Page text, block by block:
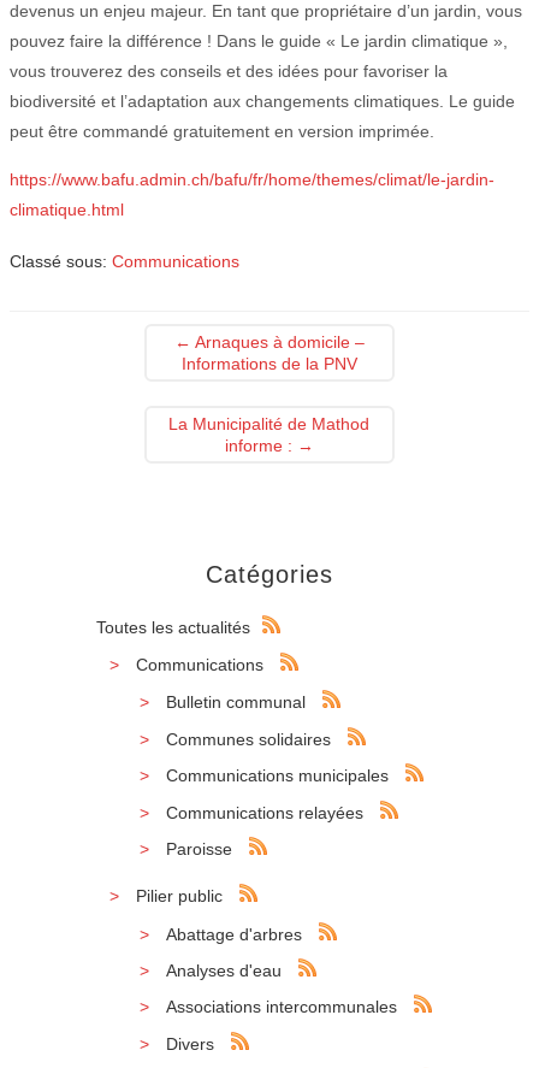
Catégories
Toutes les actualités
Communications
Bulletin communal
Communes solidaires
Communications municipales
Communications relayées
Paroisse
Pilier public
Abattage d'arbres
Analyses d'eau
Associations intercommunales
Divers
devenus un enjeu majeur. En tant que propriétaire d’un jardin, vous
pouvez faire la différence ! Dans le guide « Le jardin climatique »,
vous trouverez des conseils et des idées pour favoriser la
biodiversité et l’adaptation aux changements climatiques. Le guide
peut être commandé gratuitement en version imprimée.
https://www.bafu.admin.ch/bafu/fr/home/themes/climat/le-jardin-
climatique.html
Classé sous: Communications
← Arnaques à domicile –
Informations de la PNV
La Municipalité de Mathod
informe : →